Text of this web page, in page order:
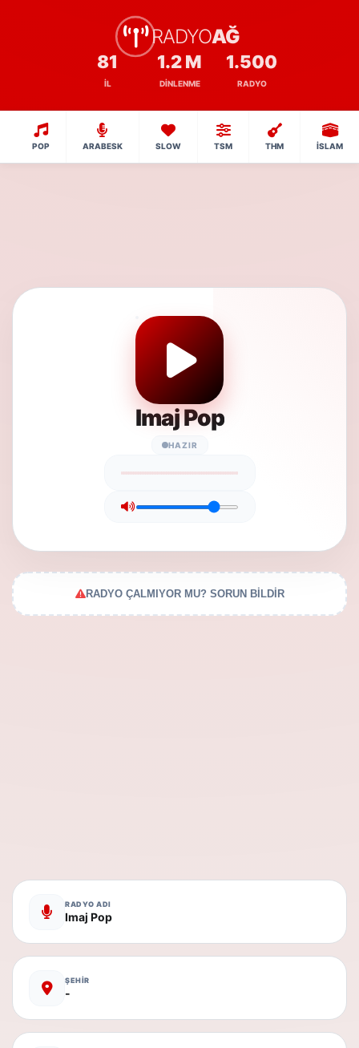
RADYOAĞ
81
İL
1.2 M
DINLENME
1.500
RADYO
POP ARABESK SLOW TSM THM İSLAM
Imaj Pop
HAZIR
RADYO ÇALMIYOR MU? SORUN BİLDİR
RADYO ADI
Imaj Pop
ŞEHİR
-